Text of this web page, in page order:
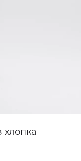
хлопка